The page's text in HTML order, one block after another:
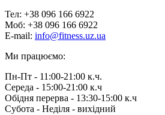
Тел: +38 096 166 6922
Моб: +38 096 166 6922
E-mail: info@fitness.uz.ua
Ми працюємо:
Пн-Пт - 11:00-21:00 к.ч.
Середа - 15:00-21:00 к.ч
Обідня перерва - 13:30-15:00 к.ч
Субота - Неділя - вихідний